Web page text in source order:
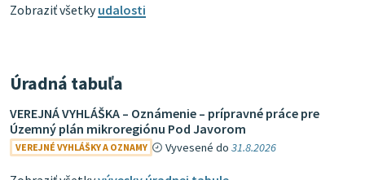
Zobraziť všetkyudalosti
Úradná tabuľa
VEREJNÁ VYHLÁŠKA – Oznámenie – prípravné práce pre
Územný plán mikroregiónu Pod Javorom
VEREJNÉ VYHLÁŠKY A OZNAMY Vyvesené do31.8.2026